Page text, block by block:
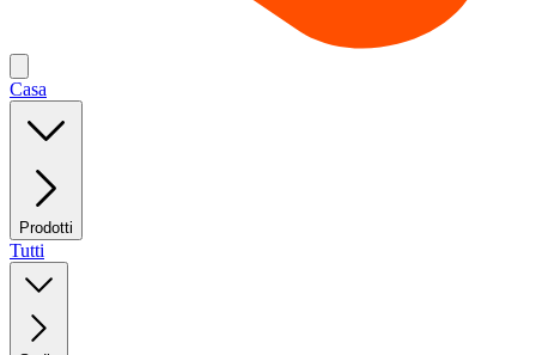
Casa
Prodotti
Tutti